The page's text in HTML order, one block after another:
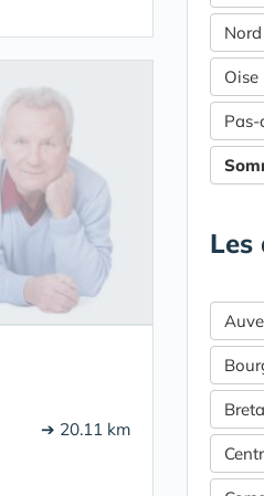
➔ 20.11 km
Nord
Oise
Les